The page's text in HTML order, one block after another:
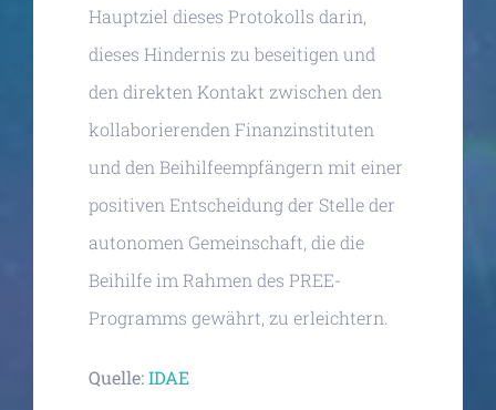
Hauptziel dieses Protokolls darin,
dieses Hindernis zu beseitigen und
den direkten Kontakt zwischen den
kollaborierenden Finanzinstituten
und den Beihilfeempfängern mit einer
positiven Entscheidung der Stelle der
autonomen Gemeinschaft, die die
Beihilfe im Rahmen des PREE-
Programms gewährt, zu erleichtern.
Quelle:IDAE